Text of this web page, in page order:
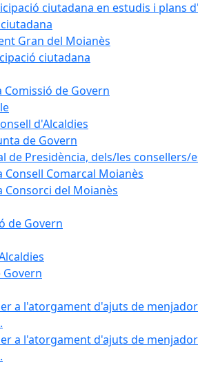
ciutadana en estudis i plans
Gran del Moianès
ciutadana
de Govern
d'Alcaldies
de Govern
de Presidència, dels/les consellers/
Consell Comarcal Moianès
Consorci del Moianès
de Govern
Govern
a l'atorgament d'ajuts de
a l'atorgament d'ajuts de